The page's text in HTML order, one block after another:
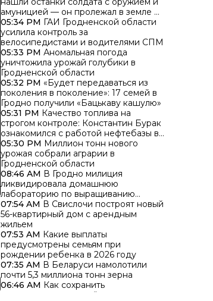
амуницией — он пролежал в земле 85
лет
05:34 PM ГАИ Гродненской области
усилила контроль за
велосипедистами и водителями СПМ
05:33 PM Аномальная погода
уничтожила урожай голубики в
Гродненской области
05:32 PM «Будет передаваться из
поколения в поколение»: 17 семей в
Гродно получили «Бацькаву кашулю»
05:31 PM Качество топлива на
строгом контроле: Константин Бурак
ознакомился с работой нефтебазы в
Гродно
05:30 PM Миллион тонн нового
урожая собрали аграрии в
Гродненской области
08:46 AM В Гродно милиция
ликвидировала домашнюю
лабораторию по выращиванию
каннабиса
07:54 AM В Свислочи построят новый
56-квартирный дом с арендным
жильем
07:53 AM Какие выплаты
предусмотрены семьям при
рождении ребенка в 2026 году
07:35 AM В Беларуси намолотили
почти 5,3 миллиона тонн зерна
06:46 AM Как сохранить
концентрацию за рулём в жару